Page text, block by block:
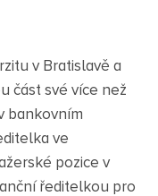
v Bratislavě a
část své více než
bankovním
ve
pozice v
ředitelkou pro